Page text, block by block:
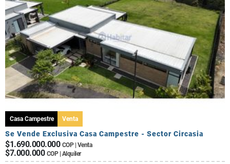
Casa Campestre Venta
Se Vende Exclusiva Casa Campestre - Sector Circasia
$1.690.000.000 COP | Venta
$7.000.000 COP | Alquiler